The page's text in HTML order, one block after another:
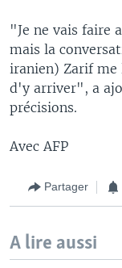
"Je ne vais faire
mais la
iranien) Zarif me
d'y arriver", a
précisions.
Avec AFP
Partager
A lire aussi